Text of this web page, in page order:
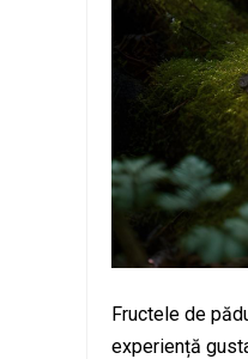
Fructele de
experiență